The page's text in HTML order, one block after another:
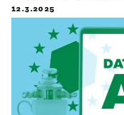
12.3.2025